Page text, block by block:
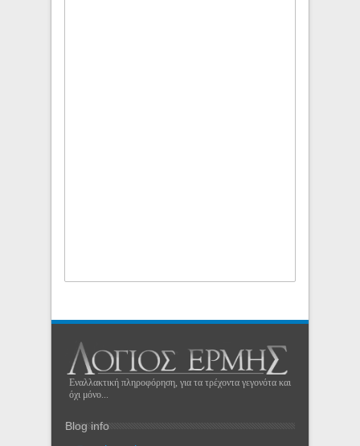
Εναλλακτική πληροφόρηση, για τα τρέχοντα γεγονότα και
όχι μόνο...
Blog info